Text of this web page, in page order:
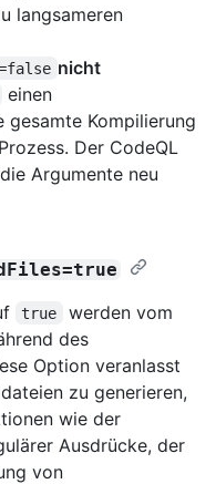
langsameren
nicht
einen
gesamte Kompilierung
Der CodeQL
Argumente neu
true
werden vom
des
Option veranlasst
zu generieren,
wie der
Ausdrücke, der
von